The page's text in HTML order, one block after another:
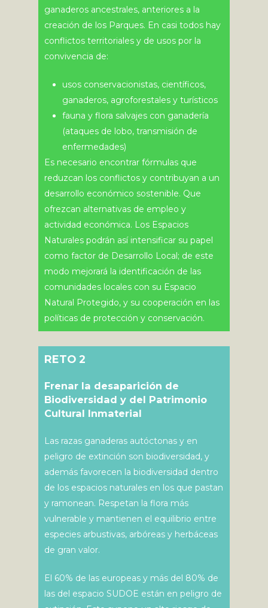
ganaderos ancestrales, anteriores a la
creación de los Parques. En casi todos hay
conflictos territoriales y de usos por la
convivencia de:
usos conservacionistas, científicos,
ganaderos, agroforestales y turísticos
fauna y flora salvajes con ganadería
(ataques de lobo, transmisión de
enfermedades)
Es necesario encontrar fórmulas que
reduzcan los conflictos y contribuyan a un
desarrollo económico sostenible. Que
ofrezcan alternativas de empleo y
actividad económica. Los Espacios
Naturales podrán así intensificar su papel
como factor de Desarrollo Local; de este
modo mejorará la identificación de las
comunidades locales con su Espacio
Natural Protegido, y su cooperación en las
políticas de protección y conservación.
RETO 2
Frenar la desaparición de
Biodiversidad y del Patrimonio
Cultural Inmaterial
Las razas ganaderas autóctonas y en
peligro de extinción son biodiversidad, y
además favorecen la biodiversidad dentro
de los espacios naturales en los que pastan
y ramonean. Respetan la flora más
vulnerable y mantienen el equilibrio entre
especies arbustivas, arbóreas y herbáceas
de gran valor.
El 60% de las europeas y más del 80% de
las del espacio SUDOE están en peligro de